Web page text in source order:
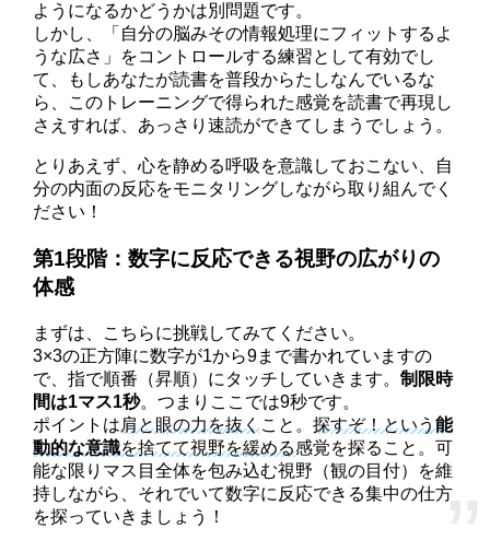
ようになるかどうかは別問題です。
しかし、「自分の脳みその情報処理にフィットするよ
うな広さ」をコントロールする練習として有効でし
て、もしあなたが読書を普段からたしなんでいるな
ら、このトレーニングで得られた感覚を読書で再現し
さえすれば、あっさり速読ができてしまうでしょう。
とりあえず、心を静める呼吸を意識しておこない、自
分の内面の反応をモニタリングしながら取り組んでく
ださい！
第1段階：数字に反応できる視野の広がりの
体感
まずは、こちらに挑戦してみてください。
3×3の正方陣に数字が1から9まで書かれていますの
で、指で順番（昇順）にタッチしていきます。制限時
間は1マス1秒。つまりここでは9秒です。
ポイントは肩と眼の力を抜くこと。探すぞ！という能
動的な意識を捨てて視野を緩める感覚を探ること。可
能な限りマス目全体を包み込む視野（観の目付）を維
持しながら、それでいて数字に反応できる集中の仕方
を探っていきましょう！